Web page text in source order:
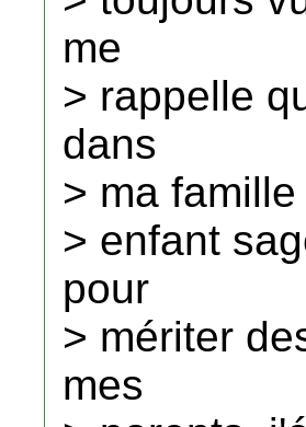
me
> rappelle
dans
> ma
> enfant
pour
> mériter
mes